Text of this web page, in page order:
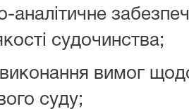
аналітичне
судочинства;
вимог
суду;